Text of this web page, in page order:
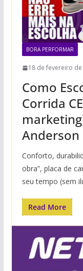
BORA PERFORMAR
18 de fevereiro
Como
Corrida
Anderson
Conforto,
obra”, placa de
seu tempo (sem
Read More